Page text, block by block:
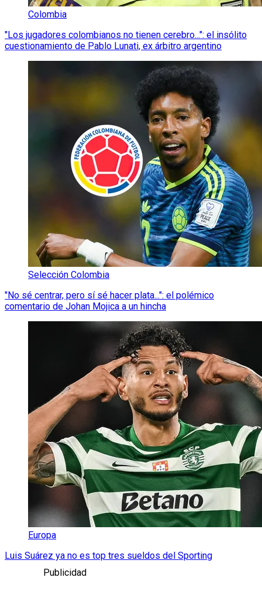
Colombia
"Los jugadores colombianos no tienen cerebro...": el insólito
cuestionamiento de Pablo Lunati, ex árbitro argentino
Selección Colombia
"No sé centrar, pero sí sé hacer plata...": el polémico
comentario de Johan Mojica a un hincha
Europa
Luis Suárez ya no es top tres sueldos del Sporting
Publicidad